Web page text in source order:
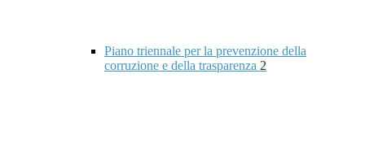
Piano triennale per la prevenzione della
corruzione e della trasparenza 2